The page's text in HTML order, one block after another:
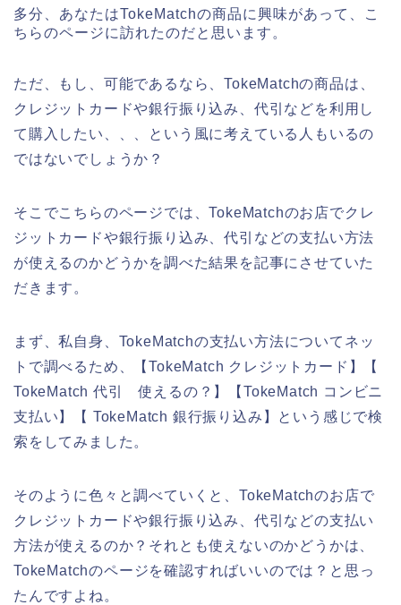
多分、あなたはTokeMatchの商品に興味があって、こ
ちらのページに訪れたのだと思います。
ただ、もし、可能であるなら、TokeMatchの商品は、
クレジットカードや銀行振り込み、代引などを利用し
て購入したい、、、という風に考えている人もいるの
ではないでしょうか？
そこでこちらのページでは、TokeMatchのお店でクレ
ジットカードや銀行振り込み、代引などの支払い方法
が使えるのかどうかを調べた結果を記事にさせていた
だきます。
まず、私自身、TokeMatchの支払い方法についてネッ
トで調べるため、【TokeMatch クレジットカード】【
TokeMatch 代引 使えるの？】【TokeMatch コンビニ
支払い】【 TokeMatch 銀行振り込み】という感じで検
索をしてみました。
そのように色々と調べていくと、TokeMatchのお店で
クレジットカードや銀行振り込み、代引などの支払い
方法が使えるのか？それとも使えないのかどうかは、
TokeMatchのページを確認すればいいのでは？と思っ
たんですよね。